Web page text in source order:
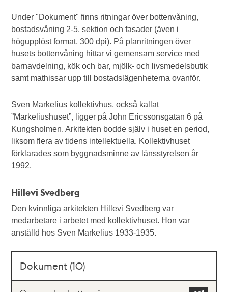
Under "Dokument" finns ritningar över bottenvåning,
bostadsvåning 2-5, sektion och fasader (även i
högupplöst format, 300 dpi). På planritningen över
husets bottenvåning hittar vi gemensam service med
barnavdelning, kök och bar, mjölk- och livsmedelsbutik
samt mathissar upp till bostadslägenheterna ovanför.
Sven Markelius kollektivhus, också kallat
”Markeliushuset”, ligger på John Ericssonsgatan 6 på
Kungsholmen. Arkitekten bodde själv i huset en period,
liksom flera av tidens intellektuella. Kollektivhuset
förklarades som byggnadsminne av länsstyrelsen år
1992.
Hillevi Svedberg
Den kvinnliga arkitekten Hillevi Svedberg var
medarbetare i arbetet med kollektivhuset. Hon var
anställd hos Sven Markelius 1933-1935.
Dokument (10)